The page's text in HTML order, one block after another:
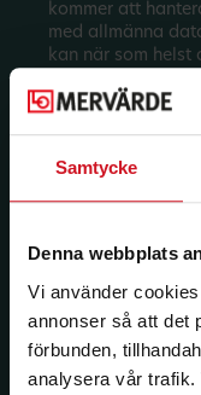
Samtycke
Denna webbplats
Vi använder
annonser så att det
förbunden,
analysera vår trafik.
kommer att
med allmänna
kan när som helst